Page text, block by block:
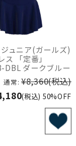
ジュニア(ガールズ)
ス 「定番」
DBL ダークブルー
通常: ¥8,360(税込)
(税込) 50%OFF